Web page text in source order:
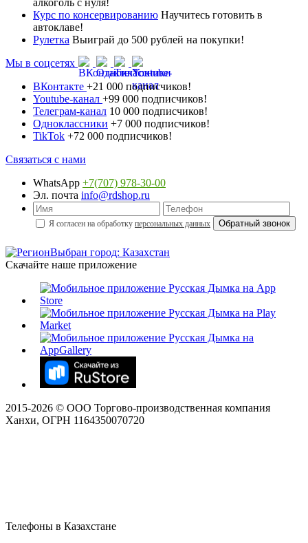
алкоголь с нуля!
Курс по консервированию Научитесь готовить в
автоклаве!
Рулетка Выиграй до 500 рублей на покупки!
Мы в соцсетях
ВКонтакте +21 000 подписчиков!
Youtube-канал +99 000 подписчиков!
Телеграм-канал 10 000 подписчиков!
Одноклассники +7 000 подписчиков!
TikTok +72 000 подписчиков!
Связаться с нами
WhatsApp +7(707) 978-30-00
Эл. почта info@rdshop.ru
Я согласен на обработку персональных данных
Выбран город: Казахстан
Скачайте наше приложение
2015-2026 © ООО Торгово-производственная компания
Ханхи, ОГРН 1164350070720
Телефоны в Казахстане